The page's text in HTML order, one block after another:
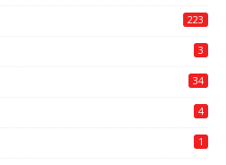
223
3
34
4
1